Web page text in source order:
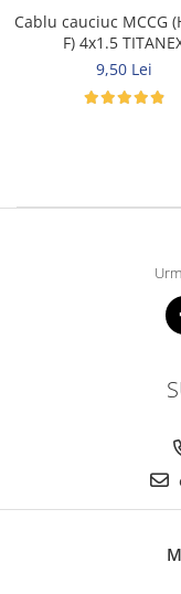
Cablu cauciuc MCCG
F) 4x1.5
9,50 Lei